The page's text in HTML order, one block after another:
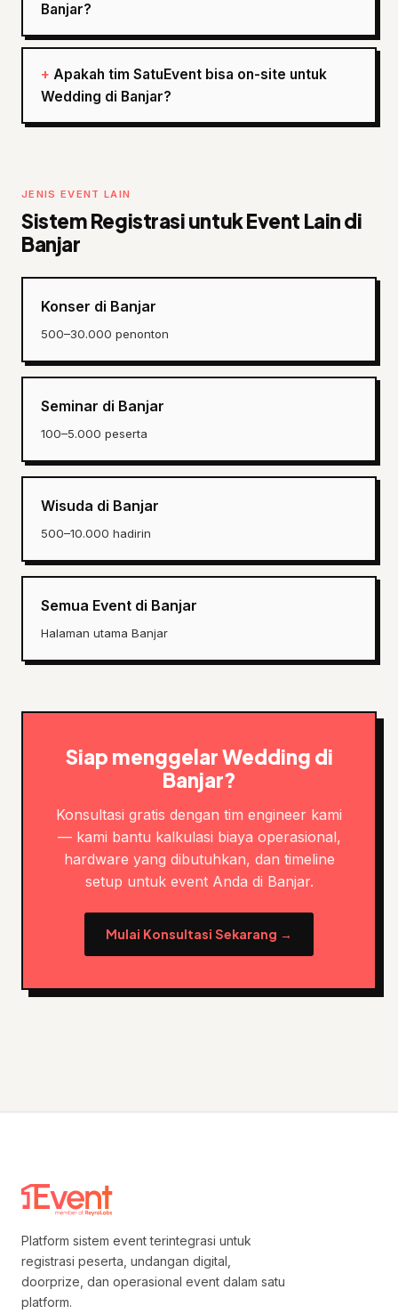
Banjar?
Apakah tim SatuEvent bisa on-site untuk
Wedding di Banjar?
JENIS EVENT LAIN
Sistem Registrasi untuk Event Lain di
Banjar
Konser di Banjar
500–30.000 penonton
Seminar di Banjar
100–5.000 peserta
Wisuda di Banjar
500–10.000 hadirin
Semua Event di Banjar
Halaman utama Banjar
Siap menggelar Wedding di
Banjar?
Konsultasi gratis dengan tim engineer kami
— kami bantu kalkulasi biaya operasional,
hardware yang dibutuhkan, dan timeline
setup untuk event Anda di Banjar.
Mulai Konsultasi Sekarang →
Platform sistem event terintegrasi untuk
registrasi peserta, undangan digital,
doorprize, dan operasional event dalam satu
platform.